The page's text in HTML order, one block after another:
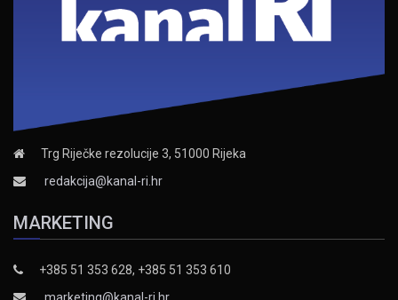
Trg Riječke rezolucije 3, 51000 Rijeka
redakcija@kanal-ri.hr
MARKETING
+385 51 353 628, +385 51 353 610